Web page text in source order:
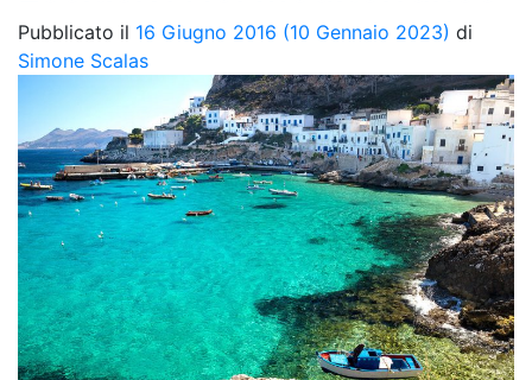
Pubblicato il 16 Giugno 2016 (10 Gennaio 2023) di
Simone Scalas